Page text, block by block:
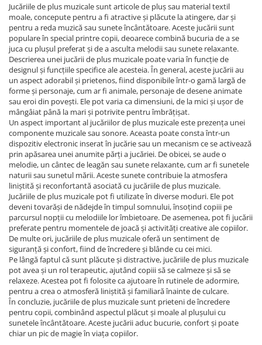
Jucăriile de plus muzicale sunt articole de pluș sau material textil
moale, concepute pentru a fi atractive și plăcute la atingere, dar și
pentru a reda muzică sau sunete încântătoare. Aceste jucării sunt
populare în special printre copii, deoarece combină bucuria de a se
juca cu plușul preferat și de a asculta melodii sau sunete relaxante.
Descrierea unei jucării de plus muzicale poate varia în funcție de
designul și funcțiile specifice ale acesteia. În general, aceste jucării au
un aspect adorabil și prietenos, fiind disponibile într-o gamă largă de
forme și personaje, cum ar fi animale, personaje de desene animate
sau eroi din povești. Ele pot varia ca dimensiuni, de la mici și ușor de
mângâiat până la mari și potrivite pentru îmbrățișat.
Un aspect important al jucăriilor de plus muzicale este prezența unei
componente muzicale sau sonore. Aceasta poate consta într-un
dispozitiv electronic inserat în jucărie sau un mecanism ce se activează
prin apăsarea unei anumite părți a jucăriei. De obicei, se aude o
melodie, un cântec de leagăn sau sunete relaxante, cum ar fi sunetele
naturii sau sunetul mării. Aceste sunete contribuie la atmosfera
liniștită și reconfortantă asociată cu jucăriile de plus muzicale.
Jucăriile de plus muzicale pot fi utilizate în diverse moduri. Ele pot
deveni tovarăși de nădejde în timpul somnului, însoțind copiii pe
parcursul nopții cu melodiile lor îmbietoare. De asemenea, pot fi jucării
preferate pentru momentele de joacă și activități creative ale copiilor.
De multe ori, jucăriile de plus muzicale oferă un sentiment de
siguranță și confort, fiind de încredere și blânde cu cei mici.
Pe lângă faptul că sunt plăcute și distractive, jucăriile de plus muzicale
pot avea și un rol terapeutic, ajutând copiii să se calmeze și să se
relaxeze. Acestea pot fi folosite ca ajutoare în rutinele de adormire,
pentru a crea o atmosferă liniștită și familiară înainte de culcare.
În concluzie, jucăriile de plus muzicale sunt prieteni de încredere
pentru copii, combinând aspectul plăcut și moale al plușului cu
sunetele încântătoare. Aceste jucării aduc bucurie, confort și poate
chiar un pic de magie în viața copiilor.